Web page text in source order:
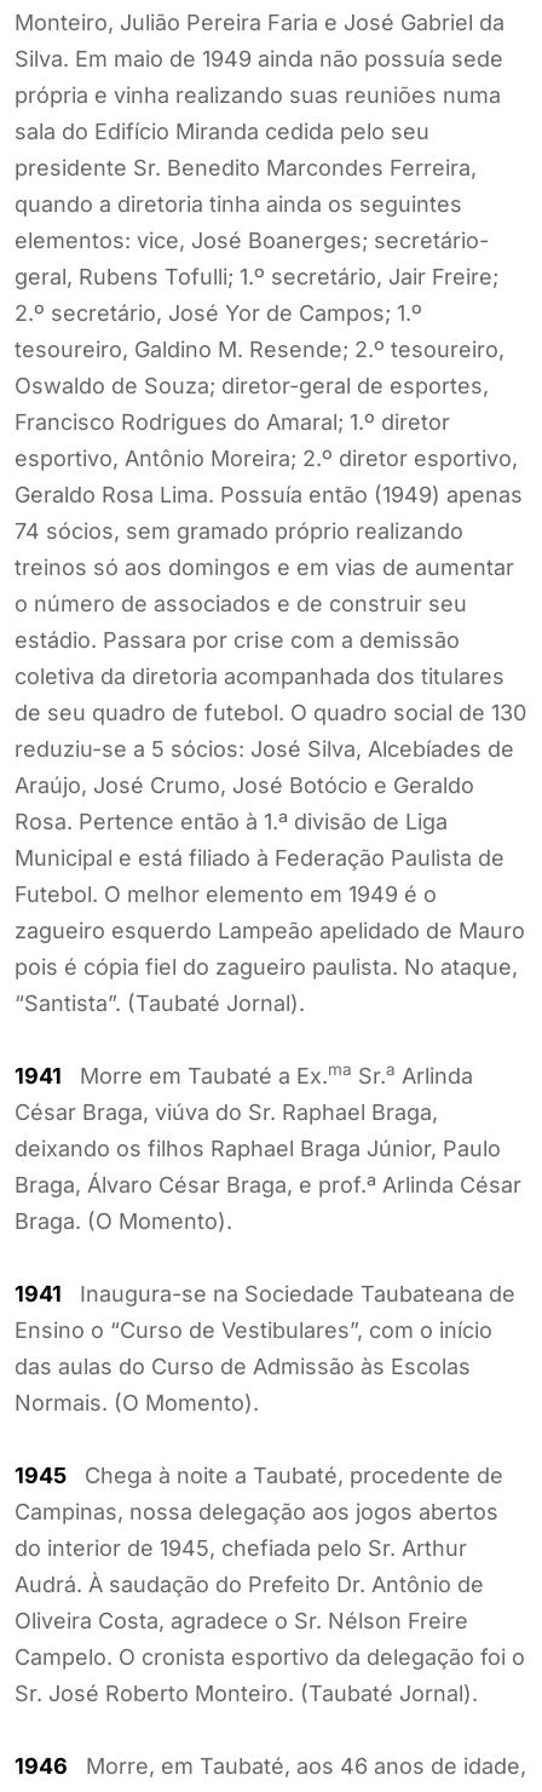
Monteiro, Julião Pereira Faria e José Gabriel da
Silva. Em maio de 1949 ainda não possuía sede
própria e vinha realizando suas reuniões numa
sala do Edifício Miranda cedida pelo seu
presidente Sr. Benedito Marcondes Ferreira,
quando a diretoria tinha ainda os seguintes
elementos: vice, José Boanerges; secretário-
geral, Rubens Tofulli; 1.º secretário, Jair Freire;
2.º secretário, José Yor de Campos; 1.º
tesoureiro, Galdino M. Resende; 2.º tesoureiro,
Oswaldo de Souza; diretor-geral de esportes,
Francisco Rodrigues do Amaral; 1.º diretor
esportivo, Antônio Moreira; 2.º diretor esportivo,
Geraldo Rosa Lima. Possuía então (1949) apenas
74 sócios, sem gramado próprio realizando
treinos só aos domingos e em vias de aumentar
o número de associados e de construir seu
estádio. Passara por crise com a demissão
coletiva da diretoria acompanhada dos titulares
de seu quadro de futebol. O quadro social de 130
reduziu-se a 5 sócios: José Silva, Alcebíades de
Araújo, José Crumo, José Botócio e Geraldo
Rosa. Pertence então à 1.ª divisão de Liga
Municipal e está filiado à Federação Paulista de
Futebol. O melhor elemento em 1949 é o
zagueiro esquerdo Lampeão apelidado de Mauro
pois é cópia fiel do zagueiro paulista. No ataque,
“Santista”. (Taubaté Jornal).
1941 Morre em Taubaté a Ex.ma Sr.a Arlinda
César Braga, viúva do Sr. Raphael Braga,
deixando os filhos Raphael Braga Júnior, Paulo
Braga, Álvaro César Braga, e prof.ª Arlinda César
Braga. (O Momento).
1941 Inaugura-se na Sociedade Taubateana de
Ensino o “Curso de Vestibulares”, com o início
das aulas do Curso de Admissão às Escolas
Normais. (O Momento).
1945 Chega à noite a Taubaté, procedente de
Campinas, nossa delegação aos jogos abertos
do interior de 1945, chefiada pelo Sr. Arthur
Audrá. À saudação do Prefeito Dr. Antônio de
Oliveira Costa, agradece o Sr. Nélson Freire
Campelo. O cronista esportivo da delegação foi o
Sr. José Roberto Monteiro. (Taubaté Jornal).
1946 Morre, em Taubaté, aos 46 anos de idade,